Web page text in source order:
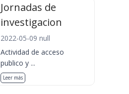
Jornadas de
investigacion
2022-05-09 null
Actividad de acceso
publico y ...
Leer más